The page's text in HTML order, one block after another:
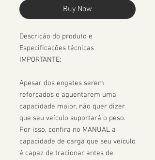
Buy Now
Descrição do produto e
Especificações técnicas
IMPORTANTE:
Apesar dos engates serem
reforçados e aguentarem uma
capacidade maior, não quer dizer
que seu veículo suportará o peso.
Por isso, confira no MANUAL a
capacidade de carga que seu veículo
é capaz de tracionar antes de